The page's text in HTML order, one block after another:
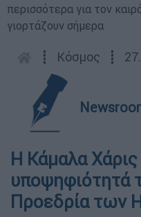
περισσότερα για τον
γιορτάζουν σήμερα
┋ Κόσμος ┋
Η Κάμαλα
υποψηφιότητά
Προεδρία των